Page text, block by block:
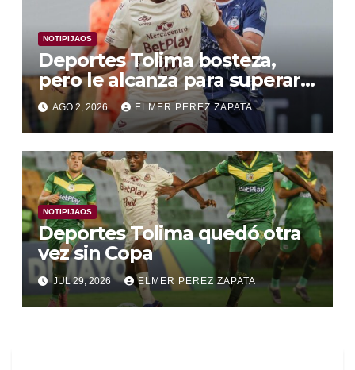
NOTIPIJAOS
Deportes Tolima bosteza,
pero le alcanza para superar a
Alianza Valledupar 2 A 1
AGO 2, 2026 ELMER PEREZ ZAPATA
NOTIPIJAOS
Deportes Tolima quedó otra
vez sin Copa
JUL 29, 2026 ELMER PEREZ ZAPATA